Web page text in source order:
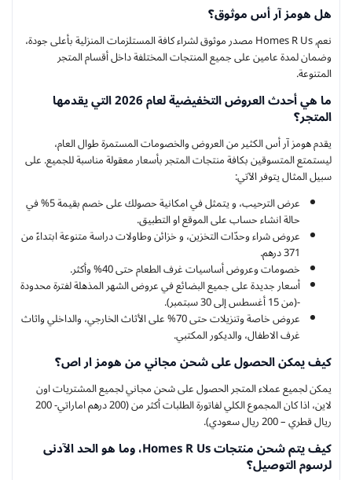
هل هومز آر أس موثوق؟
نعم, Homes R Us مصدر موثوق لشراء كافة المستلزمات المنزلية بأعلى جودة،
وضمان لمدة عامين على جميع المنتجات المختلفة داخل أقسام المتجر
المتنوعة.
ما هي أحدث العروض التخفيضية لعام 2026 التي يقدمها
المتجر؟
يقدم هومز آر أس الكثير من العروض والخصومات المستمرة طوال العام،
ليستمتع المتسوقين بكافة منتجات المتجر بأسعار معقولة مناسبة للجميع. على
سبيل المثال يتوفر الآتي:
عرض الترحيب، و يتمثل في امكانية حصولك على خصم بقيمة 5% في
حالة انشاء حساب على الموقع او التطبيق.
عروض شراء وحدّات التخزين، و خزائن وطاولات دراسة متنوعة ابتداءً من
371 درهم.
خصومات وعروض أساسيات غرف الطعام حتى 40% وأكثر.
أسعار جديدة على جميع البضائع في عروض الشهر المذهلة لفترة محدودة
-(من 15 أغسطس إلى 30 سبتمبر).
عروض خاصة وتنزيلات حتى 70% على الأثاث الخارجي، والداخلي واثاث
غرف الاطفال، والديكور المكتبي.
كيف يمكن الحصول على شحن مجاني من هومز ار اص؟
يمكن لجميع عملاء المتجر الحصول على شحن مجاني لجميع المشتريات اون
لاين، اذا كان المجموع الكلي لفاتورة الطلبات أكثر من (200 درهم اماراتي- 200
ريال قطري – 200 ريال سعودي).
كيف يتم شحن منتجات Homes R Us، وما هو الحد الآدنى
لرسوم التوصيل؟